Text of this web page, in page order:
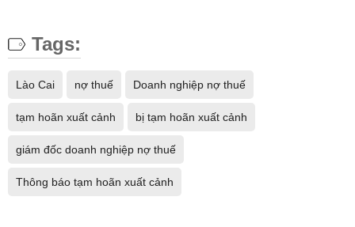
Tags:
Lào Cai nợ thuế Doanh nghiệp nợ thuế
tạm hoãn xuất cảnh bị tạm hoãn xuất cảnh
giám đốc doanh nghiệp nợ thuế
Thông báo tạm hoãn xuất cảnh